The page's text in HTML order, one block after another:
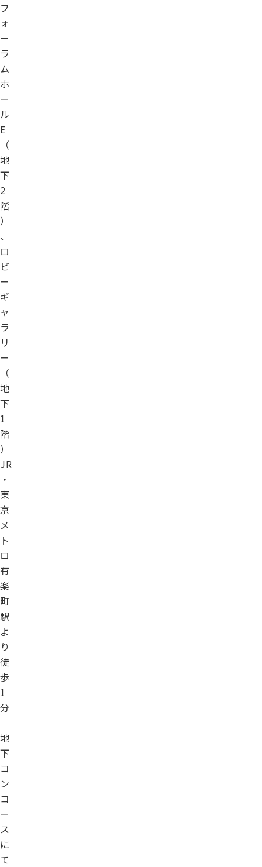
フ
ォ
ー
ラ
ム
ホ
ー
ル
E
（
地
下
2
階
）
、
ロ
ビ
ー
ギ
ャ
ラ
リ
ー
（
地
下
1
階
）
JR
・
東
京
メ
ト
ロ
有
楽
町
駅
よ
り
徒
歩
1
分
地
下
コ
ン
コ
ー
ス
に
て